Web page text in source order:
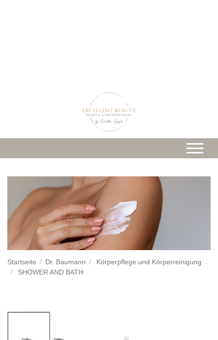
Startseite Dr. Baumann
Körperpflege und Körperreinigung
SHOWER AND BATH